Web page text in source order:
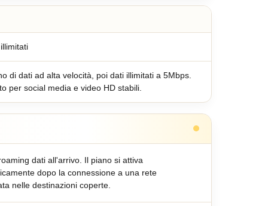
di dati ad alta velocità, poi dati illimitati a 5Mbps.
per social media e video HD stabili.
dati all'arrivo. Il piano si attiva
dopo la connessione a una rete
nelle destinazioni coperte.